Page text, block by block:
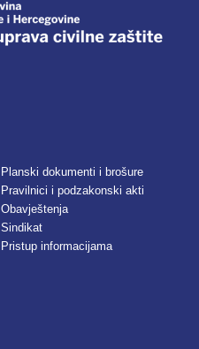
Planski dokumenti i brošure
Pravilnici i podzakonski akti
Obavještenja
Sindikat
Pristup informacijama